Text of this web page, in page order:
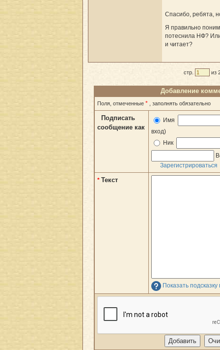
Спасибо, ребята,
Я правильно
потеснила НФ?
и читает?
стр. из
Добавление
Поля, отмеченные * , заполнять обязательно
Подписать
сообщение как
Имя
вход)
Ник
Зарегистрироваться
* Текст
Показать